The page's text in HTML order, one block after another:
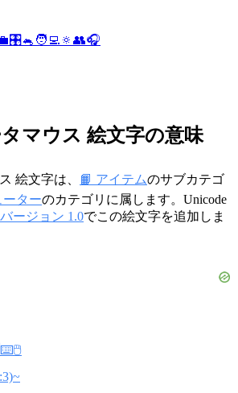
🎛️🐁 🧑‍💻 🔅 👥🎧
マウス 絵文字の意味
絵文字は、 📙 アイテムのサブカテゴ
ーターのカテゴリに属します。Unicode
ージョン 1.0でこの絵文字を追加しま